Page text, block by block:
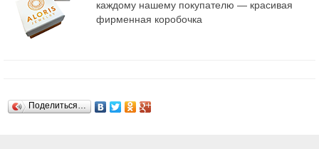
каждому нашему покупателю — красивая
фирменная коробочка
Поделиться…